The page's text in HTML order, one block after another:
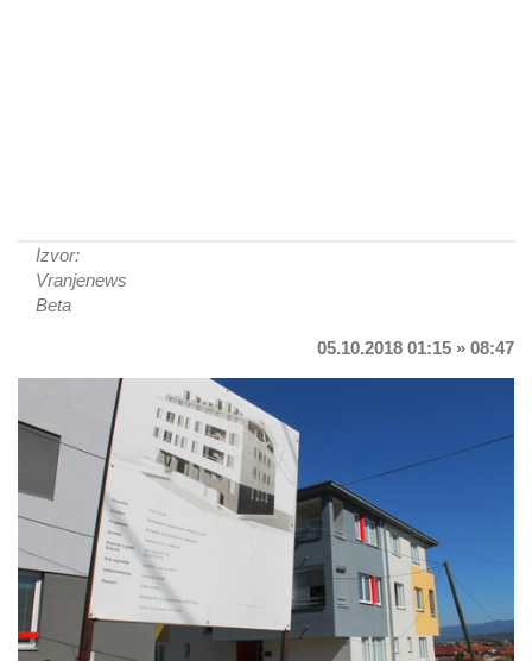
Izvor:
Vranjenews
Beta
05.10.2018 01:15 » 08:47